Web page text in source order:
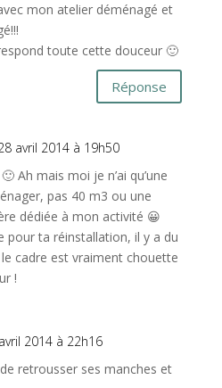
mon atelier déménagé et
toute cette douceur 🙂
Réponse
avril 2014 à 19h50
Ah mais moi je n’ai qu’une
pas 40 m3 ou une
dédiée à mon activité 😀
pour ta réinstallation, il y a du
cadre est vraiment chouette
!
2014 à 22h16
retrousser ses manches et